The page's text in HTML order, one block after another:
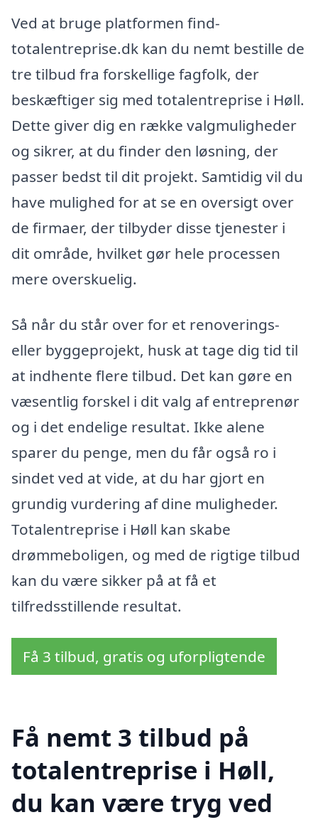
Ved at bruge platformen find-
totalentreprise.dk kan du nemt bestille de
tre tilbud fra forskellige fagfolk, der
beskæftiger sig med totalentreprise i Høll.
Dette giver dig en række valgmuligheder
og sikrer, at du finder den løsning, der
passer bedst til dit projekt. Samtidig vil du
have mulighed for at se en oversigt over
de firmaer, der tilbyder disse tjenester i
dit område, hvilket gør hele processen
mere overskuelig.
Så når du står over for et renoverings-
eller byggeprojekt, husk at tage dig tid til
at indhente flere tilbud. Det kan gøre en
væsentlig forskel i dit valg af entreprenør
og i det endelige resultat. Ikke alene
sparer du penge, men du får også ro i
sindet ved at vide, at du har gjort en
grundig vurdering af dine muligheder.
Totalentreprise i Høll kan skabe
drømmeboligen, og med de rigtige tilbud
kan du være sikker på at få et
tilfredsstillende resultat.
Få 3 tilbud, gratis og uforpligtende
Få nemt 3 tilbud på
totalentreprise i Høll,
du kan være tryg ved